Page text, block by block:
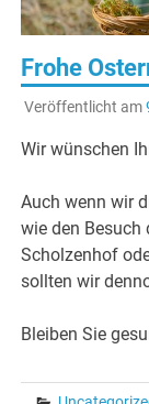
Frohe
Veröffentlicht am
Wir wünschen
Auch wenn wir
wie den Besuch
Scholzenhof
sollten wir
Bleiben Sie